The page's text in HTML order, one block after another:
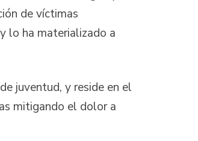
de víctimas
lo ha materializado a
juventud, y reside en el
mitigando el dolor a